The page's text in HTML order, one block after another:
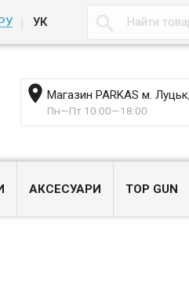
УК 
 Магазин PARKAS м.
Пн—Пт 10:00—18:00
АКСЕСУАРИ TOP GUN